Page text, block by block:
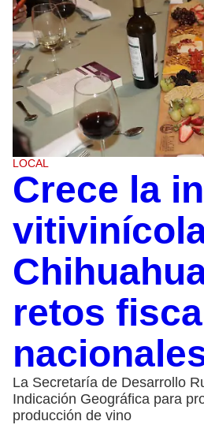
LOCAL
Crece la
retos
La Secretaría de Desarrollo
Indicación Geográfica para
producción de vino